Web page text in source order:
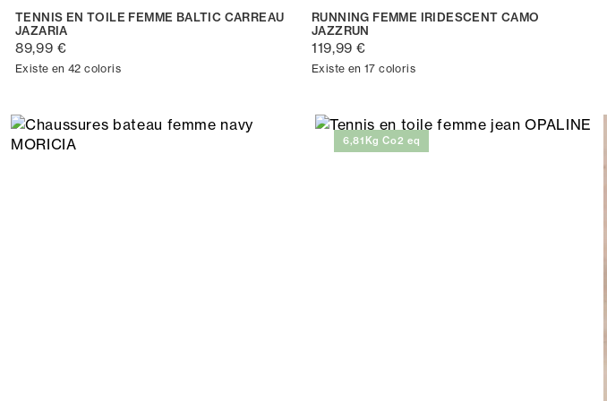
TENNIS EN TOILE FEMME BALTIC CARREAU
JAZARIA
89,99 €
Existe en 42 coloris
RUNNING FEMME IRIDESCENT CAMO
JAZZRUN
119,99 €
Existe en 17 coloris
6,81Kg Co2 eq